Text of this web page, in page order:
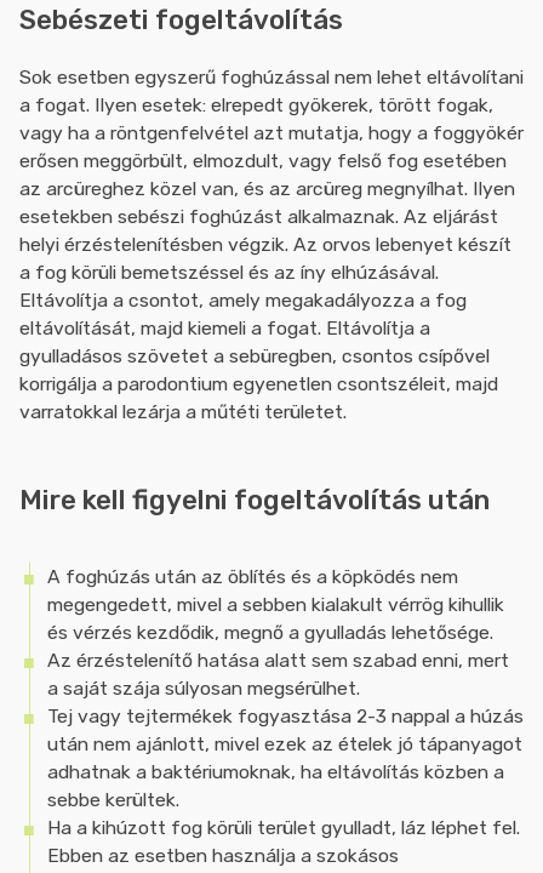
Sebészeti fogeltávolítás
Sok esetben egyszerű foghúzással nem lehet eltávolítani
a fogat. Ilyen esetek: elrepedt gyökerek, törött fogak,
vagy ha a röntgenfelvétel azt mutatja, hogy a foggyökér
erősen meggörbült, elmozdult, vagy felső fog esetében
az arcüreghez közel van, és az arcüreg megnyílhat. Ilyen
esetekben sebészi foghúzást alkalmaznak. Az eljárást
helyi érzéstelenítésben végzik. Az orvos lebenyet készít
a fog körüli bemetszéssel és az íny elhúzásával.
Eltávolítja a csontot, amely megakadályozza a fog
eltávolítását, majd kiemeli a fogat. Eltávolítja a
gyulladásos szövetet a sebüregben, csontos csípővel
korrigálja a parodontium egyenetlen csontszéleit, majd
varratokkal lezárja a műtéti területet.
Mire kell figyelni fogeltávolítás után
A foghúzás után az öblítés és a köpködés nem
megengedett, mivel a sebben kialakult vérrög kihullik
és vérzés kezdődik, megnő a gyulladás lehetősége.
Az érzéstelenítő hatása alatt sem szabad enni, mert
a saját szája súlyosan megsérülhet.
Tej vagy tejtermékek fogyasztása 2-3 nappal a húzás
után nem ajánlott, mivel ezek az ételek jó tápanyagot
adhatnak a baktériumoknak, ha eltávolítás közben a
sebbe kerültek.
Ha a kihúzott fog körüli terület gyulladt, láz léphet fel.
Ebben az esetben használja a szokásos